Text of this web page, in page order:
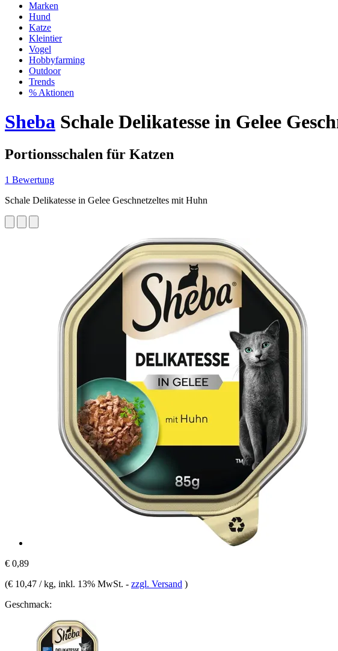
Marken
Hund
Katze
Kleintier
Vogel
Hobbyfarming
Outdoor
Trends
% Aktionen
Sheba Schale Delikatesse in Gelee
Portionsschalen für Katzen
1 Bewertung
Schale Delikatesse in Gelee Geschnetzeltes mit Huhn
€ 0,89
(€ 10,47 / kg, inkl. 13% MwSt. - zzgl. Versand )
Geschmack: